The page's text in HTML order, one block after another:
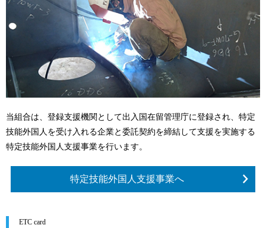
当組合は、登録支援機関として出入国在留管理庁に登録され、特定
技能外国人を受け入れる企業と委託契約を締結して支援を実施する
特定技能外国人支援事業を行います。
特定技能外国人支援事業へ
ETC card